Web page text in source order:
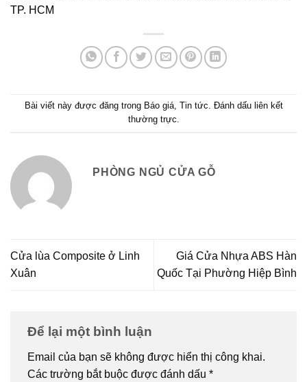
TP. HCM
Bài viết này được đăng trong Báo giá, Tin tức. Đánh dấu liên kết
thường trực.
PHÒNG NGỦ CỬA GỖ
Cửa lùa Composite ở Linh
Xuân
Giá Cửa Nhựa ABS Hàn
Quốc Tại Phường Hiệp Bình
Để lại một bình luận
Email của bạn sẽ không được hiển thị công khai.
Các trường bắt buộc được đánh dấu *